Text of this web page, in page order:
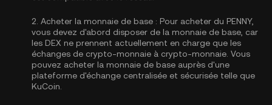
2. Acheter la monnaie de base : Pour acheter du PENNY,
vous devez d'abord disposer de la monnaie de base, car
les DEX ne prennent actuellement en charge que les
échanges de crypto-monnaie à crypto-monnaie. Vous
pouvez acheter la monnaie de base auprès d'une
plateforme d'échange centralisée et sécurisée telle que
KuCoin.